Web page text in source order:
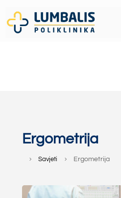
Ergometrija
5 Savjeti 5 Ergometrija